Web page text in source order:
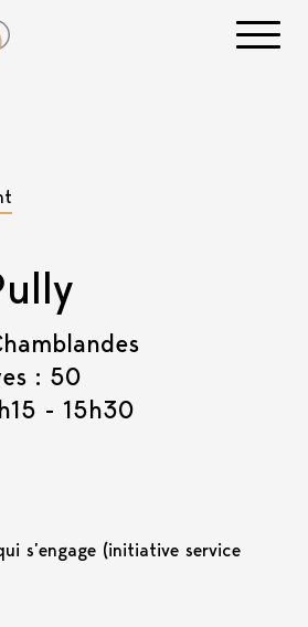
: 50
- 15h30
s’engage (initiative service